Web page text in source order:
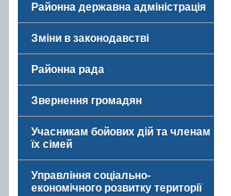
Районна державна адміністрація
Зміни в законодавстві
Районна рада
Звернення громадян
Учасникам бойових дій та членам
їх сімей
Управління соціально-
економічного розвитку території